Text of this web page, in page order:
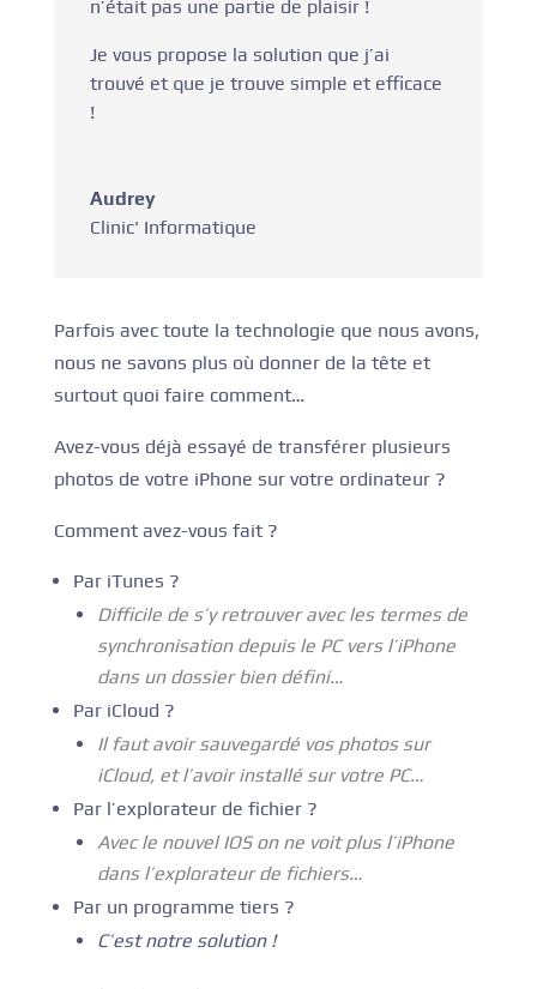
n’était pas une partie de plaisir !
Je vous propose la solution que j’ai
trouvé et que je trouve simple et efficace
!
Audrey
Clinic' Informatique
Parfois avec toute la technologie que nous avons,
nous ne savons plus où donner de la tête et
surtout quoi faire comment…
Avez-vous déjà essayé de transférer plusieurs
photos de votre iPhone sur votre ordinateur ?
Comment avez-vous fait ?
Par iTunes ?
Difficile de s’y retrouver avec les termes de
synchronisation depuis le PC vers l’iPhone
dans un dossier bien défini…
Par iCloud ?
Il faut avoir sauvegardé vos photos sur
iCloud, et l’avoir installé sur votre PC…
Par l’explorateur de fichier ?
Avec le nouvel IOS on ne voit plus l’iPhone
dans l’explorateur de fichiers…
Par un programme tiers ?
C’est notre solution !